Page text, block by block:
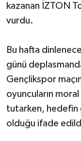
kazanan İZTON
vurdu.
Bu hafta
günü
Gençlikspor
oyuncuların
tutarken, hedefin
olduğu ifade